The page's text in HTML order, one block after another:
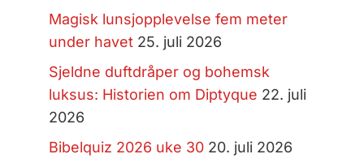
Magisk lunsjopplevelse fem meter
under havet 25. juli 2026
Sjeldne duftdråper og bohemsk
luksus: Historien om Diptyque 22. juli
2026
Bibelquiz 2026 uke 30 20. juli 2026